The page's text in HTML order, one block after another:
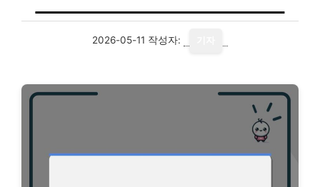
2026-05-11 작성자: